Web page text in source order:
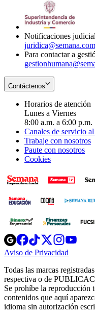
Notificaciones
juridica@semana.com
Para contactar a
Contáctenos
Horarios de atención
Lunes a Viernes
8:00 a.m. a 6:00 p.m.
Canales de servicio
Trabaje con nosotros
Paute con nosotros
Cookies
Opens
in
new
Opens
in
new
Opens
in
new
window
Opens
new
window
Aviso de Privacidad
new
window
Todas las marcas
respectiva o de
Se prohíbe la reproducción
contenidos que aquí
idioma sin autorización